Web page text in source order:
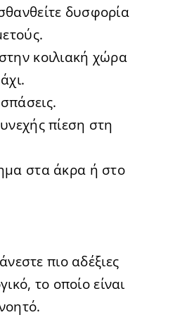
δυσφορία
κοιλιακή χώρα
πίεση στη
στα άκρα ή στο
πιο αδέξιες
το οποίο είναι